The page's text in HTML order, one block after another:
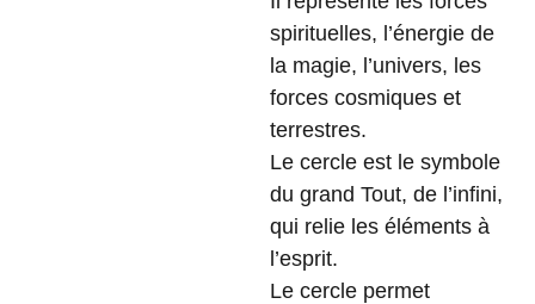
spirituelles, l’énergie de
la magie, l’univers, les
forces cosmiques et
terrestres.
Le cercle est le symbole
du grand Tout, de l’infini,
qui relie les éléments à
l’esprit.
Le cercle permet